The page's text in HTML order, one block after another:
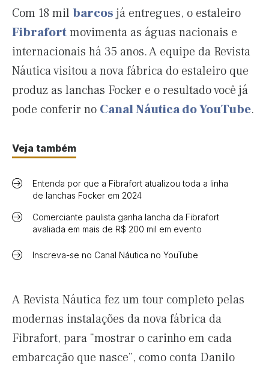
Com 18 mil barcos já entregues, o estaleiro
Fibrafortmovimenta as águas nacionais e
internacionais há 35 anos. A equipe da Revista
Náutica visitou a nova fábrica do estaleiro que
produz as lanchas Focker e o resultado você já
pode conferir no Canal Náutica do YouTube.
Veja também
Entenda por que a Fibrafort atualizou toda a linha
de lanchas Focker em 2024
Comerciante paulista ganha lancha da Fibrafort
avaliada em mais de R$ 200 mil em evento
Inscreva-se no Canal Náutica no YouTube
A Revista Náutica fez um tour completo pelas
modernas instalações da nova fábrica da
Fibrafort, para “mostrar o carinho em cada
embarcação que nasce”, como conta Danilo